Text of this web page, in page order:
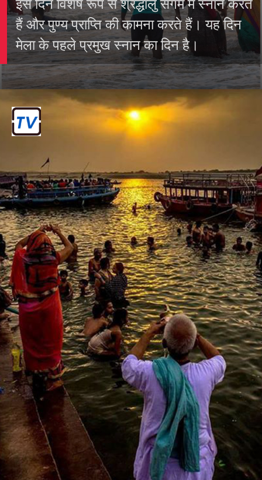
१ . पौष पूर्णिमा स्नान
प्रथम स्नान: 13 जनवरी 2025
महाकुंभ मेला की शुरुआत पौष पूर्णिमा से होती है।
इस दिन विशेष रूप से श्रद्धालु संगम में स्नान करते
हैं और पुण्य प्राप्ति की कामना करते हैं। यह दिन
मेला के पहले प्रमुख स्नान का दिन है।
२ . मकर संक्रांति स्नान
द्वतीय स्नान: 14 जनवरी 2025
मकर संक्रांति के दिन सूर्य मकर राशि में प्रवेश
करता है, जो कि हिन्दू कैलेंडर में अत्यंत शुभ दिन